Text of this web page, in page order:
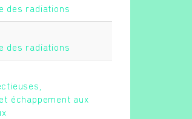
des radiations
des radiations
échappement aux